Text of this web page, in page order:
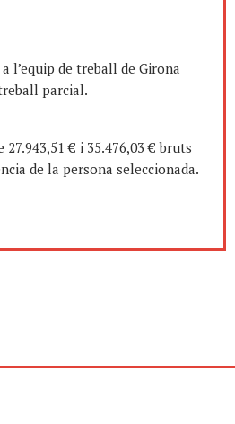
l’equip de treball de Girona
parcial.
€ i 35.476,03 € bruts
de la persona seleccionada.